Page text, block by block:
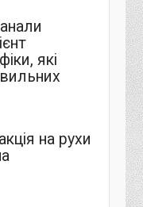
які
на рухи